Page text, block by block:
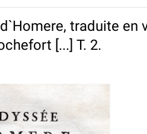
traduite en
[...] T. 2.